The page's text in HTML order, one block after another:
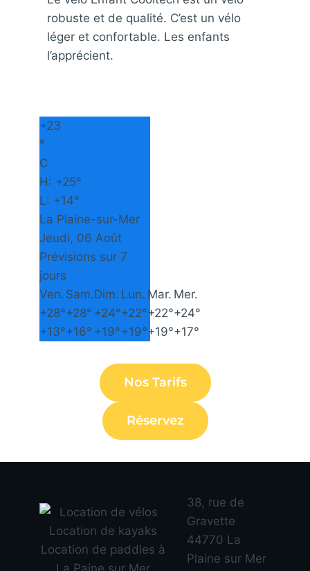
robuste et de qualité. C’est un vélo
léger et confortable. Les enfants
l’apprécient.
+23
°
C
H: +25°
L: +14°
La Plaine-sur-Mer
Jeudi, 06 Août
Prévisions sur 7
jours
Ven. Sam.Dim. Lun. Mar. Mer.
+28°+28° +24°+22°+22°+24°
+13°+16° +19°+19°+19°+17°
Nos Tarifs
Réservez
38, rue de
Gravette
44770 La
Plaine sur Mer